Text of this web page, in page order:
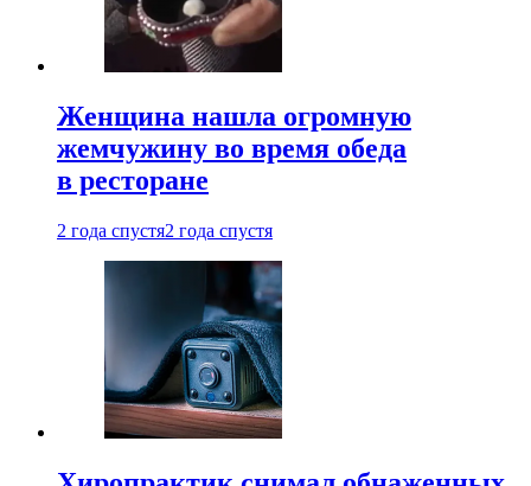
Женщина нашла огромную
жемчужину во время обеда
в ресторане
2 года спустя2 года спустя